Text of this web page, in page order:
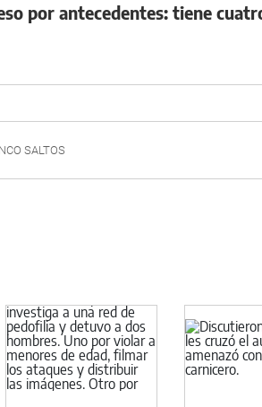
por antecedentes: tiene
SALTOS